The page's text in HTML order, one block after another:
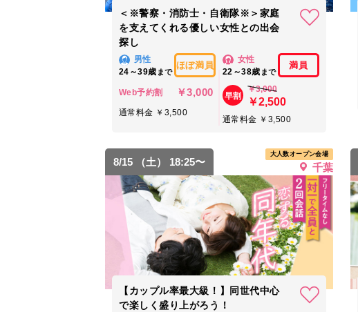
＜※警察・消防士・自衛隊※＞家庭
を支えてくれる優しい女性との出会
探し
男性
24～39歳 まで
ほぼ満員
Web予約割 ￥3,000
通常料金 ￥3,500
女性
22～38歳 まで
満員
早割
￥3,000
￥2,500
通常料金 ￥3,500
8/15 （土） 18:25〜
大人数オープン会場
千葉
【カップル率最大級！】同世代中心
で楽しく盛り上がろう！